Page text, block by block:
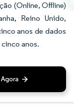
(Online, Offline)
Reino Unido,
anos de dados
anos.